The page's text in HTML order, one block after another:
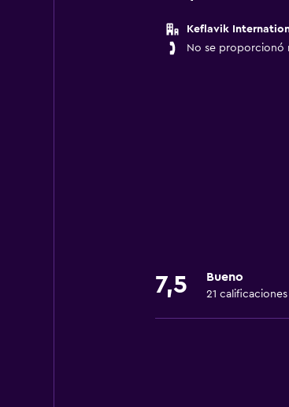
Keflavik
No se proporcionó
7,5 Bueno
21